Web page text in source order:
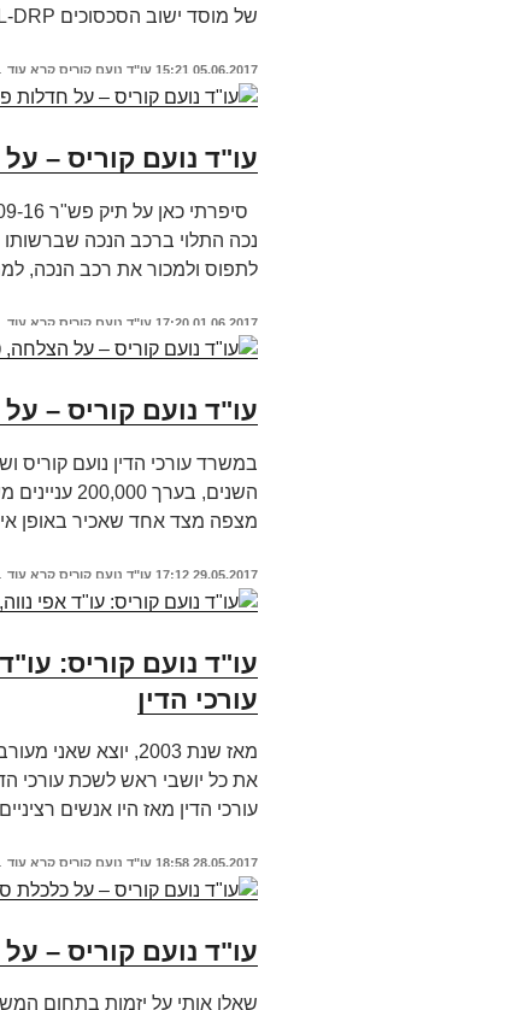
של מוסד ישוב הסכסוכים IL-DRP, של איגוד האינטרנט הישראלי, לצורך
05.06.2017
15:21 עו"ד נועם קוריס קרא עוד
עו"ד נועם קוריס –
נכה התלוי ברכב הנכה
לתפוס ולמכור את רכב הנכה,
01.06.2017
17:20 עו"ד נועם קוריס קרא עוד
עו"ד נועם קוריס –
במשרד עורכי הדין נועם קוריס
השנים,
מצפה מצד אחד שאכיר באופן
29.05.2017
17:12 עו"ד נועם קוריס קרא עוד
עו"ד נועם קוריס:
עורכי הדין
מאז שנת 2003, יוצא
את כל יושבי ראש לשכת עורכי
עורכי הדין מאז היו אנשים
28.05.2017
18:58 עו"ד נועם קוריס קרא עוד
עו"ד נועם קוריס –
שאלו אותי על יזמות בתחום